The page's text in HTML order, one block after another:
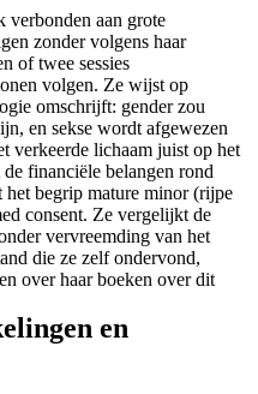
verbonden aan grote
zonder volgens haar
of twee sessies
volgen. Ze wijst op
omschrijft: gender zou
en sekse wordt afgewezen
verkeerde lichaam juist op het
financiële belangen rond
het begrip mature minor (rijpe
consent. Ze vergelijkt de
vervreemding van het
die ze zelf ondervond,
over haar boeken over dit
en